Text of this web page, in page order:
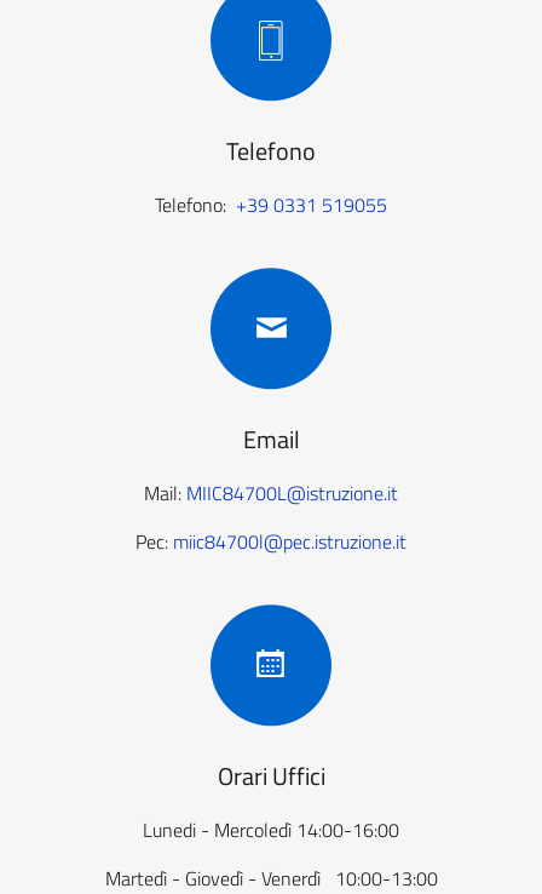
Telefono
Telefono: +39 0331 519055
Email
Mail: MIIC84700L@istruzione.it
Pec: miic84700l@pec.istruzione.it
Orari Uffici
Lunedi - Mercoledì 14:00-16:00
Martedì - Giovedì - Venerdì 10:00-13:00